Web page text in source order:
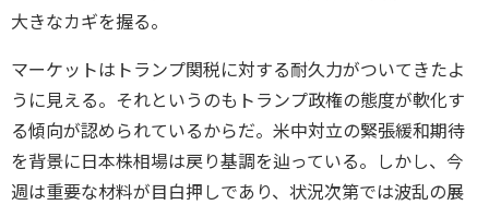
大きなカギを握る。
マーケットはトランプ関税に対する耐久力がついてきたよ
うに見える。それというのもトランプ政権の態度が軟化す
る傾向が認められているからだ。米中対立の緊張緩和期待
を背景に日本株相場は戻り基調を辿っている。しかし、今
週は重要な材料が目白押しであり、状況次第では波乱の展